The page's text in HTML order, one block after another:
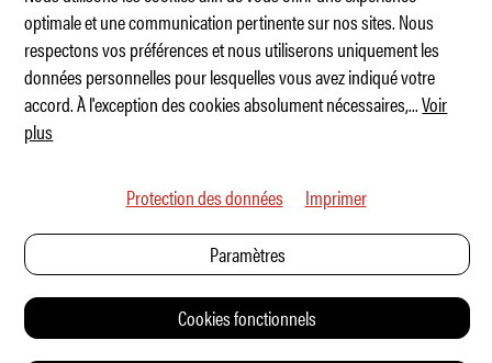
La BMW CSL 3,5 remporte la finale DACH
optimale et une communication pertinente sur nos sites. Nous
respectons vos préférences et nous utiliserons uniquement les
données personnelles pour lesquelles vous avez indiqué votre
accord. À l'exception des cookies absolument nécessaires,...Voir
plus
Protection des données Imprimer
Paramètres
Cookies fonctionnels